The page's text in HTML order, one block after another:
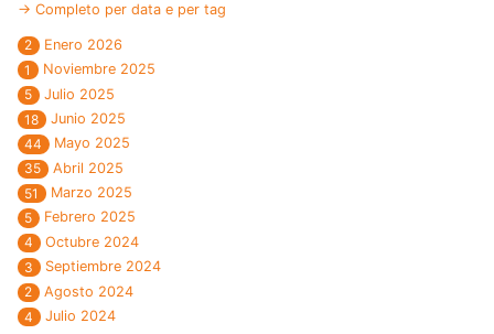
→ Completo per data e per tag
2
Enero 2026
1
Noviembre 2025
5
Julio 2025
18
Junio 2025
44
Mayo 2025
35
Abril 2025
51
Marzo 2025
5
Febrero 2025
4
Octubre 2024
3
Septiembre 2024
2
Agosto 2024
4
Julio 2024